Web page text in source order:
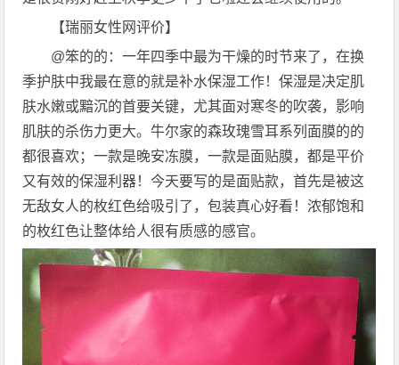
【瑞丽女性网评价】
@笨的的：一年四季中最为干燥的时节来了，在换
季护肤中我最在意的就是补水保湿工作！保湿是决定肌
肤水嫩或黯沉的首要关键，尤其面对寒冬的吹袭，影响
肌肤的杀伤力更大。牛尔家的森玫瑰雪耳系列面膜的的
都很喜欢；一款是晚安冻膜，一款是面贴膜，都是平价
又有效的保湿利器！今天要写的是面贴款，首先是被这
无敌女人的枚红色给吸引了，包装真心好看！浓郁饱和
的枚红色让整体给人很有质感的感官。